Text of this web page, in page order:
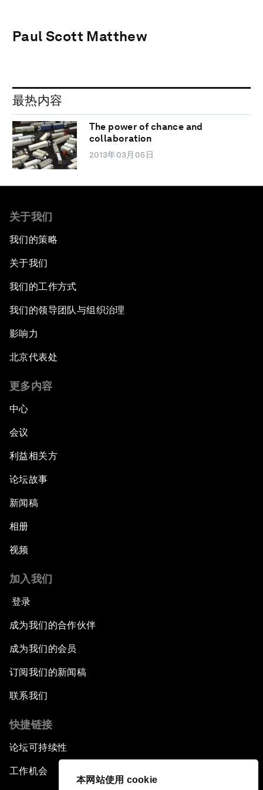
本网站使用 cookie
Paul Scott Matthew
最热内容
The power of chance and
collaboration
2013年03月05日
关于我们
我们的策略
关于我们
我们的工作方式
我们的领导团队与组织治理
影响力
北京代表处
更多内容
中心
会议
利益相关方
论坛故事
新闻稿
相册
视频
加入我们
登录
成为我们的合作伙伴
成为我们的会员
订阅我们的新闻稿
联系我们
快捷链接
论坛可持续性
工作机会